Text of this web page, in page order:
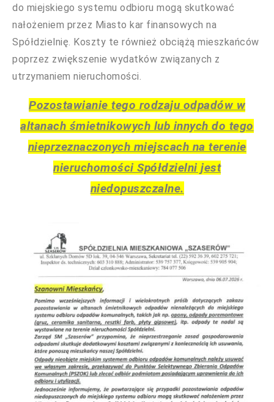
do miejskiego systemu odbioru mogą skutkować
nałożeniem przez Miasto kar finansowych na
Spółdzielnię. Koszty te również obciążą mieszkańców
poprzez zwiększenie wydatków związanych z
utrzymaniem nieruchomości.
Pozostawianie tego rodzaju odpadów w
altanach śmietnikowych lub innych do tego
nieprzeznaczonych miejscach na terenie
nieruchomości Spółdzielni jest
niedopuszczalne.